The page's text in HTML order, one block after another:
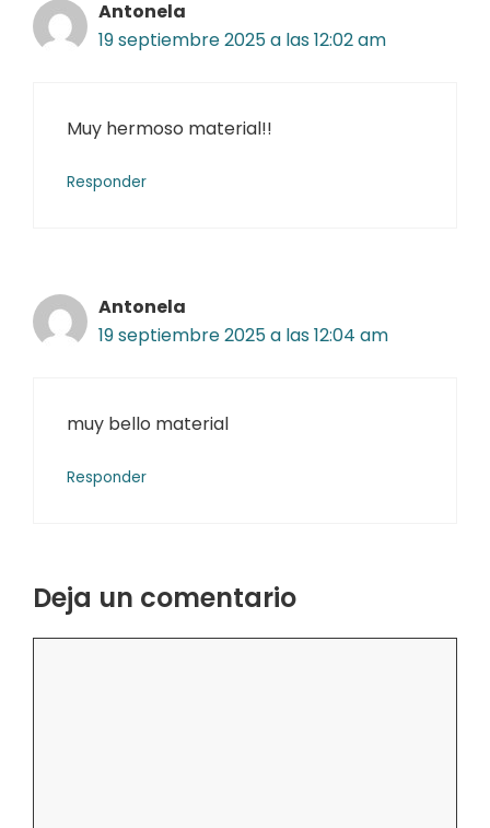
Antonela
19 septiembre 2025 a las 12:02 am
Muy hermoso material!!
Responder
Antonela
19 septiembre 2025 a las 12:04 am
muy bello material
Responder
Deja un comentario